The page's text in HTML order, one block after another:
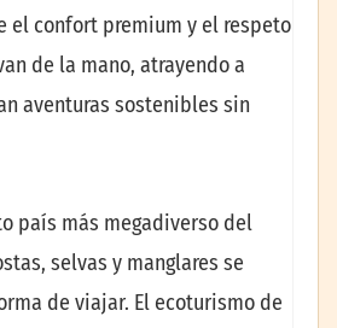
el confort premium y el respeto
de la mano, atrayendo a
aventuras sostenibles sin
país más megadiverso del
selvas y manglares se
de viajar. El ecoturismo de